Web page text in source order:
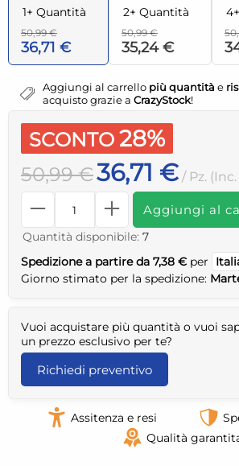
1+ Quantità
50,99 €
36,71 €
2+ Quantità
50,99 €
35,24 €
Aggiungi al carrello più quantità e
acquisto grazie a CrazyStock!
SCONTO 28%
50,99 €36,71 € / Pz. (Inc.
Aggiungi al
Quantità disponibile: 7
Spedizione a partire da 7,38 € per
Giorno stimato per la spedizione:
Vuoi acquistare più quantità o vuoi
un prezzo esclusivo per te?
Richiedi preventivo
Assitenza e resi
Qualità